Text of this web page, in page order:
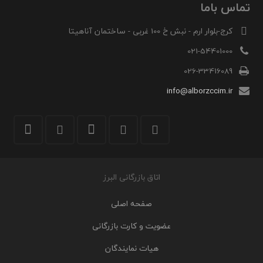
تماس باما
کرج-بلوار ارم - نبش خ 100 غربی - ساختمان آناهیتا
021-54401000
026-33416089
info@alborzccim.ir
اتاق بازرگانی البرز
صفحه اصلی
عضویت و کارت بازرگانی
هیات نمایندگان